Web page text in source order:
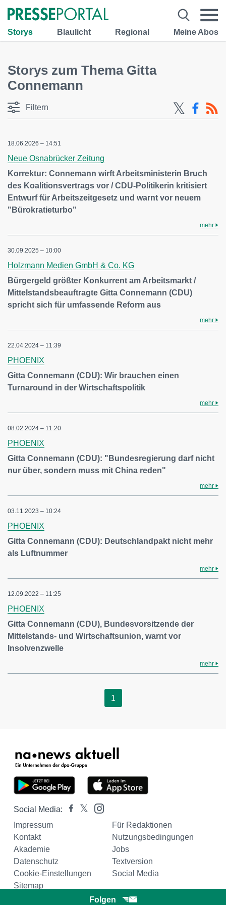
Storys Blaulicht Regional Meine Abos
Storys zum Thema Gitta
Connemann
Folgen
Filtern
18.06.2026 – 14:51
Neue Osnabrücker Zeitung
Korrektur: Connemann wirft Arbeitsministerin Bruch
des Koalitionsvertrags vor / CDU-Politikerin kritisiert
Entwurf für Arbeitszeitgesetz und warnt vor neuem
"Bürokratieturbo"
mehr
30.09.2025 – 10:00
Holzmann Medien GmbH & Co. KG
Bürgergeld größter Konkurrent am Arbeitsmarkt /
Mittelstandsbeauftragte Gitta Connemann (CDU)
spricht sich für umfassende Reform aus
mehr
22.04.2024 – 11:39
PHOENIX
Gitta Connemann (CDU): Wir brauchen einen
Turnaround in der Wirtschaftspolitik
mehr
08.02.2024 – 11:20
PHOENIX
Gitta Connemann (CDU): "Bundesregierung darf nicht
nur über, sondern muss mit China reden"
mehr
03.11.2023 – 10:24
PHOENIX
Gitta Connemann (CDU): Deutschlandpakt nicht mehr
als Luftnummer
mehr
12.09.2022 – 11:25
PHOENIX
Gitta Connemann (CDU), Bundesvorsitzende der
Mittelstands- und Wirtschaftsunion, warnt vor
Insolvenzwelle
mehr
1
Social Media:
Impressum
Für Redaktionen
Kontakt
Nutzungsbedingungen
Akademie
Jobs
Datenschutz
Textversion
Cookie-Einstellungen
Social Media
Sitemap